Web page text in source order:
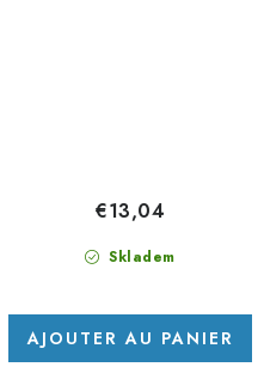
Skladem
€13,04
AJOUTER AU PANIER